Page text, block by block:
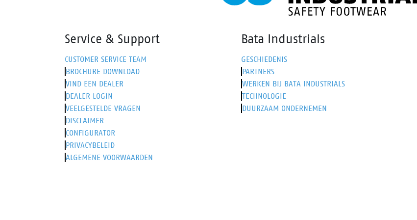
Service & Support
CUSTOMER SERVICE TEAM
BROCHURE DOWNLOAD
VIND EEN DEALER
DEALER LOGIN
VEELGESTELDE VRAGEN
DISCLAIMER
CONFIGURATOR
PRIVACYBELEID
ALGEMENE VOORWAARDEN
Bata Industrials
GESCHIEDENIS
PARTNERS
WERKEN BIJ BATA INDUSTRIALS
TECHNOLOGIE
DUURZAAM ONDERNEMEN